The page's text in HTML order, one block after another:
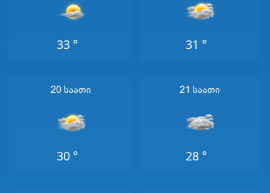
33 ° 31 °
20 Საათი
30 °
21 Საათი
28 °